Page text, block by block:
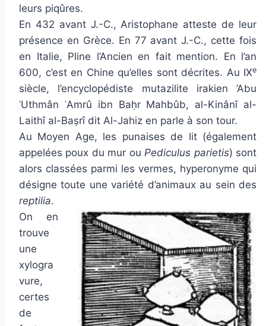
leurs piqûres.
En 432 avant J.-C., Aristophane atteste de leur
présence en Grèce. En 77 avant J.-C., cette fois
en Italie, Pline l’Ancien en fait mention. En l’an
600, c’est en Chine qu’elles sont décrites. Au IXe
siècle, l’encyclopédiste mutazilite irakien ’Abu
ʿUthmân ʿAmrû ibn Baḥr Mahbûb, al-Kinânî al-
Laithî al-Baṣrî dit Al-Jahiz en parle à son tour.
Au Moyen Age, les punaises de lit (également
appelées poux du mur ouPediculus parietis) sont
alors classées parmi les vermes, hyperonyme qui
désigne toute une variété d’animaux au sein des
reptilia.
On en
trouve
une
xylogra
vure,
certes
de